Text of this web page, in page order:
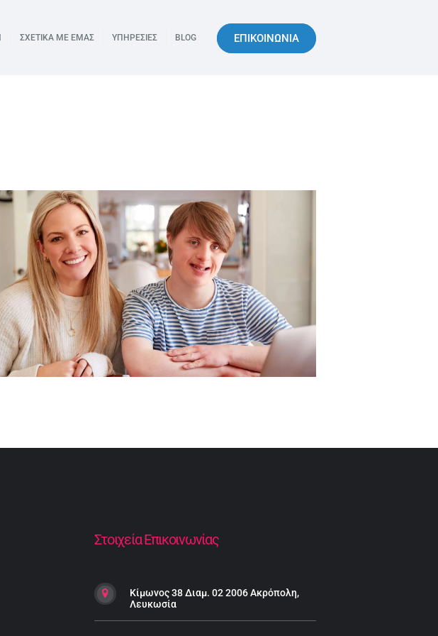
ΣΧΕΤΙΚΑ ΜΕ ΕΜΑΣ ΥΠΗΡΕΣΙΕΣ BLOG ΕΠΙΚΟΙΝΩΝΙΑ
Στοιχεία Επικοινωνίας
Κίμωνος 38 Διαμ. 02 2006 Ακρόπολη,
Λευκωσία